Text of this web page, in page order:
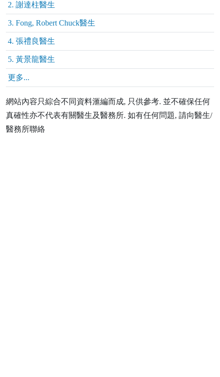
2. 謝達柱醫生
3. Fong, Robert Chuck醫生
4. 張禮良醫生
5. 黃景龍醫生
更多...
網站內容只綜合不同資料滙編而成, 只供參考. 並不確保任何
真確性亦不代表有關醫生及醫務所. 如有任何問題, 請向醫生/
醫務所聯絡